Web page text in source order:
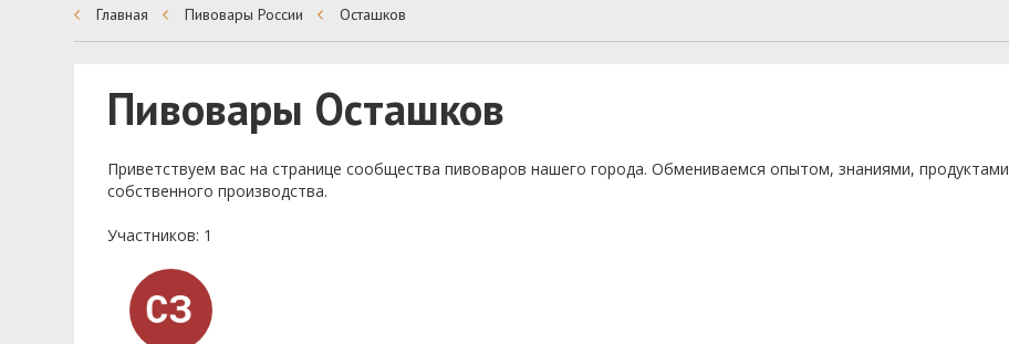
Главная Пивовары России Осташков
Пивовары Осташков
Приветствуем ваc на странице сообщества пивоваров нашего города. Обмениваемся опытом, знаниями, продуктами
собственного производства.
Участников: 1